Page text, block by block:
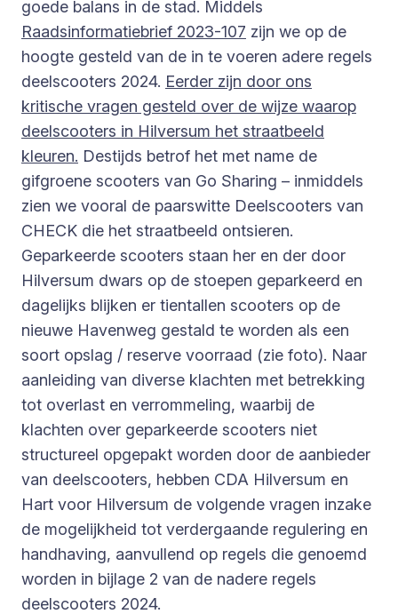
goede balans in de stad. Middels
Raadsinformatiebrief 2023-107 zijn we op de
hoogte gesteld van de in te voeren adere regels
deelscooters 2024. Eerder zijn door ons
kritische vragen gesteld over de wijze waarop
deelscooters in Hilversum het straatbeeld
kleuren. Destijds betrof het met name de
gifgroene scooters van Go Sharing – inmiddels
zien we vooral de paarswitte Deelscooters van
CHECK die het straatbeeld ontsieren.
Geparkeerde scooters staan her en der door
Hilversum dwars op de stoepen geparkeerd en
dagelijks blijken er tientallen scooters op de
nieuwe Havenweg gestald te worden als een
soort opslag / reserve voorraad (zie foto). Naar
aanleiding van diverse klachten met betrekking
tot overlast en verrommeling, waarbij de
klachten over geparkeerde scooters niet
structureel opgepakt worden door de aanbieder
van deelscooters, hebben CDA Hilversum en
Hart voor Hilversum de volgende vragen inzake
de mogelijkheid tot verdergaande regulering en
handhaving, aanvullend op regels die genoemd
worden in bijlage 2 van de nadere regels
deelscooters 2024.